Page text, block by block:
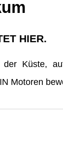
HIER.
Küste,
Motoren